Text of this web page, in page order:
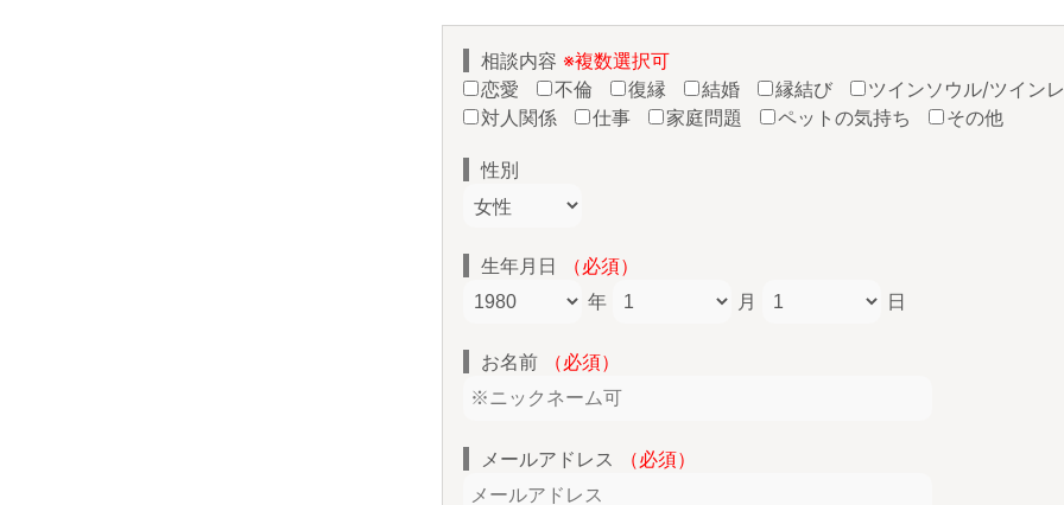
相談内容 ※複数選択可
恋愛
不倫 復縁 結婚 縁結び
ツインソウル/ツイン
対人関係
仕事 家庭問題 ペットの気持ち その他
性別
生年月日
（必須）
年
月 日
お名前 （必須）
メールアドレス （必須）